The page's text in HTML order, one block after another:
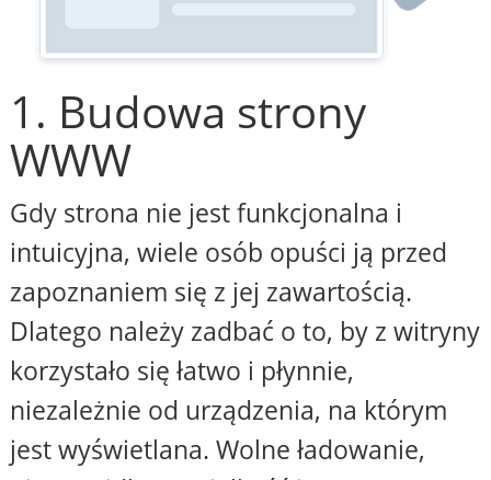
1. Budowa strony
WWW
Gdy strona nie jest funkcjonalna i
intuicyjna, wiele osób opuści ją przed
zapoznaniem się z jej zawartością.
Dlatego należy zadbać o to, by z witryny
korzystało się łatwo i płynnie,
niezależnie od urządzenia, na którym
jest wyświetlana. Wolne ładowanie,